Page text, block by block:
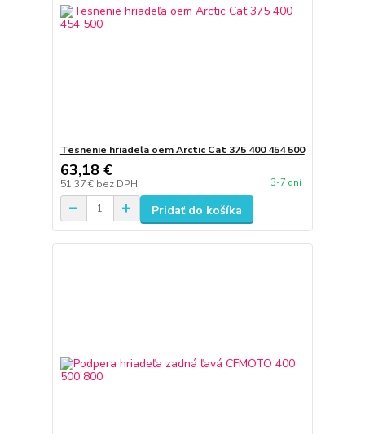
Tesnenie hriadeľa oem Arctic Cat 375 400 454 500
63,18 €
51,37 € bez DPH 3-7 dní
Pridať do košíka